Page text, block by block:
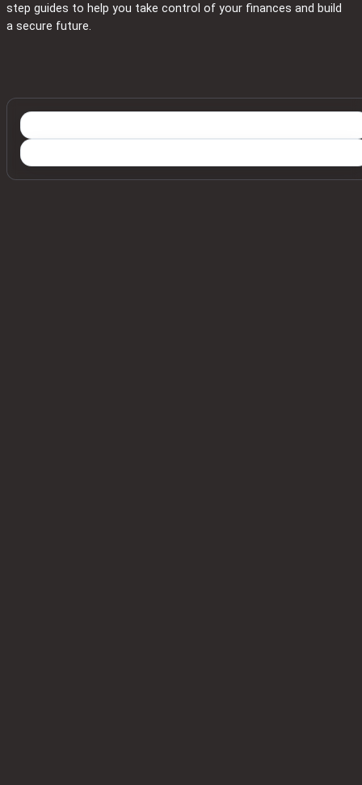
step guides to help you take control of your finances and build
a secure future.